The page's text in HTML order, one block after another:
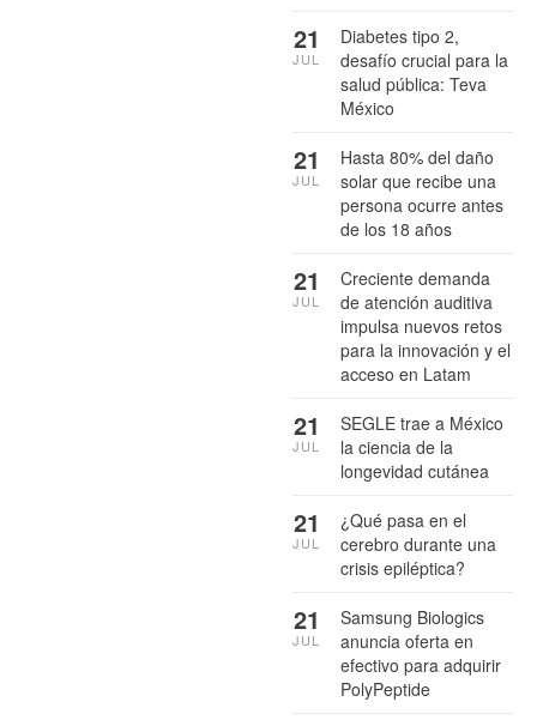
Diabetes tipo 2,
desafío crucial para la
salud pública: Teva
México
21
JUL
Hasta 80% del daño
solar que recibe una
persona ocurre antes
de los 18 años
21
JUL
Creciente demanda
de atención auditiva
impulsa nuevos retos
para la innovación y el
acceso en Latam
21
JUL
SEGLE trae a México
la ciencia de la
longevidad cutánea
21
JUL
¿Qué pasa en el
cerebro durante una
crisis epiléptica?
21
JUL
Samsung Biologics
anuncia oferta en
efectivo para adquirir
PolyPeptide
21
JUL